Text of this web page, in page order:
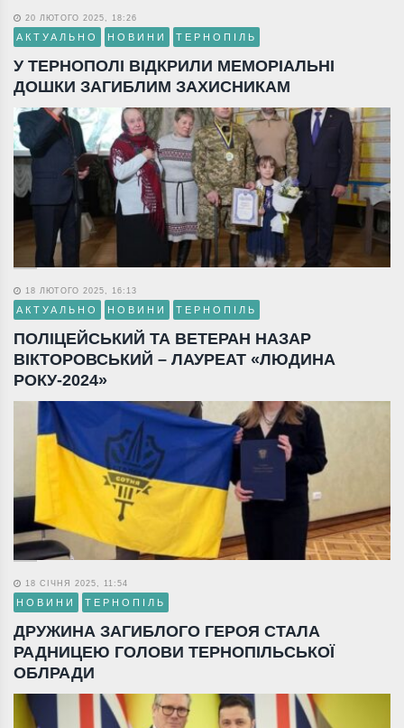
20 ЛЮТОГО 2025, 18:26
АКТУАЛЬНО НОВИНИ ТЕРНОПІЛЬ
У ТЕРНОПОЛІ ВІДКРИЛИ МЕМОРІАЛЬНІ
ДОШКИ ЗАГИБЛИМ ЗАХИСНИКАМ
18 ЛЮТОГО 2025, 16:13
АКТУАЛЬНО НОВИНИ ТЕРНОПІЛЬ
ПОЛІЦЕЙСЬКИЙ ТА ВЕТЕРАН НАЗАР
ВІКТОРОВСЬКИЙ – ЛАУРЕАТ «ЛЮДИНА
РОКУ-2024»
18 СІЧНЯ 2025, 11:54
НОВИНИ ТЕРНОПІЛЬ
ДРУЖИНА ЗАГИБЛОГО ГЕРОЯ СТАЛА
РАДНИЦЕЮ ГОЛОВИ ТЕРНОПІЛЬСЬКОЇ
ОБЛРАДИ